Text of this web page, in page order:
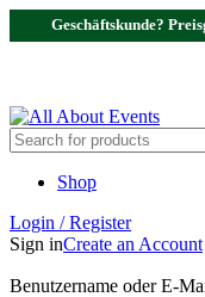
Geschäftskunde?
Shop
Login / Register
Sign inCreate an Account
Benutzername oder E-